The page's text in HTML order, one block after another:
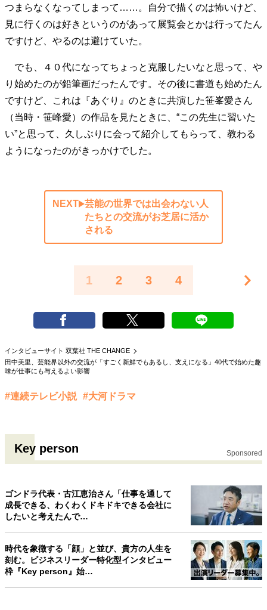
つまらなくなってしまって……。自分で描くのは怖いけど、
見に行くのは好きというのがあって展覧会とかは行ってたん
ですけど、やるのは避けていた。
でも、４０代になってちょっと克服したいなと思って、や
り始めたのが鉛筆画だったんです。その後に書道も始めたん
ですけど、これは『あぐり』のときに共演した笹峯愛さん
（当時・笹峰愛）の作品を見たときに、“この先生に習いた
い”と思って、久しぶりに会って紹介してもらって、教わる
ようになったのがきっかけでした。
NEXT
芸能の世界では出会わない人
たちとの交流がお芝居に活か
される
1 2 3 4
インタビューサイト 双葉社 THE CHANGE
田中美里、芸能界以外の交流が「すごく新鮮でもあるし、支えになる」40代で始めた趣
味が仕事にも与えるよい影響
#連続テレビ小説 #大河ドラマ
Key person Sponsored
ゴンドラ代表・古江恵治さん「仕事を通して
成長できる、わくわくドキドキできる会社に
したいと考えたんで…
時代を象徴する「顔」と並び、貴方の人生を
刻む。ビジネスリーダー特化型インタビュー
枠『Key person』始…